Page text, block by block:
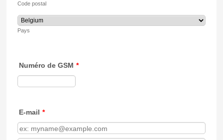
Code postal
Pays
Numéro de GSM *
E-mail *